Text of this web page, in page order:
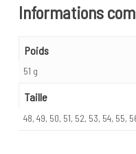
Informations
Poids
51 g
Taille
48, 49, 50, 51, 52, 53, 54, 55,